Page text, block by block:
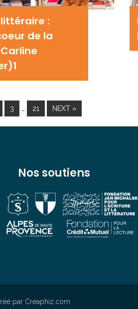
:
de la
3 … 21 NEXT »
Nos soutiens
par Créaphiz.com